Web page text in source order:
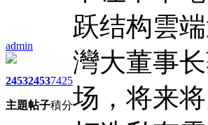
admin
2453
主題
2453
帖子
7425
積分
跃结构雲
灣大董事
场，将来